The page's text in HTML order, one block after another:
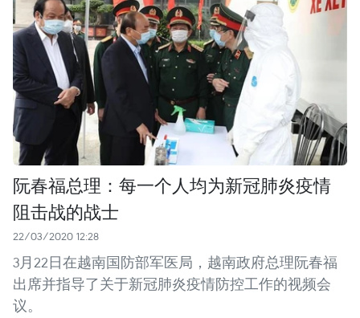
阮春福总理：每一个人均为新冠肺炎疫情
阻击战的战士
22/03/2020 12:28
3月22日在越南国防部军医局，越南政府总理阮春福
出席并指导了关于新冠肺炎疫情防控工作的视频会
议。